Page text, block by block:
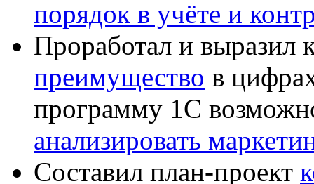
порядок в учёте и
Проработал и выразил
преимущество в
программу 1С
анализировать
Составил план-проект